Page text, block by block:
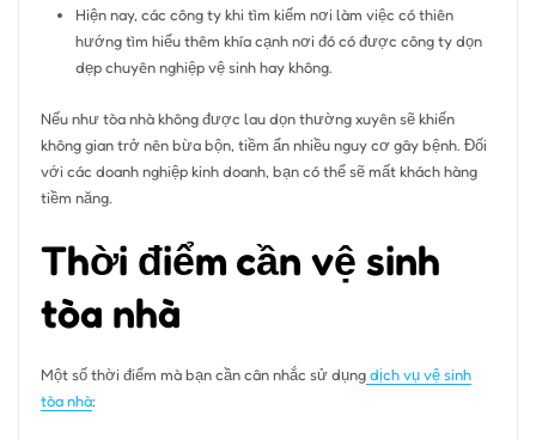
Hiện nay, các công ty khi tìm kiếm nơi làm việc có thiên
hướng tìm hiểu thêm khía cạnh nơi đó có được công ty dọn
dẹp chuyên nghiệp vệ sinh hay không.
Nếu như tòa nhà không được lau dọn thường xuyên sẽ khiến
không gian trở nên bừa bộn, tiềm ẩn nhiều nguy cơ gây bệnh. Đối
với các doanh nghiệp kinh doanh, bạn có thể sẽ mất khách hàng
tiềm năng.
Thời điểm cần vệ sinh
tòa nhà
Một số thời điểm mà bạn cần cân nhắc sử dụngdịch vụ vệ sinh
tòa nhà: